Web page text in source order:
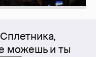
можешь и ты